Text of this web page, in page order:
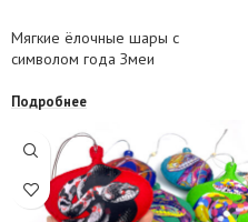
Мягкие ёлочные шары с
символом года Змеи
Подробнее